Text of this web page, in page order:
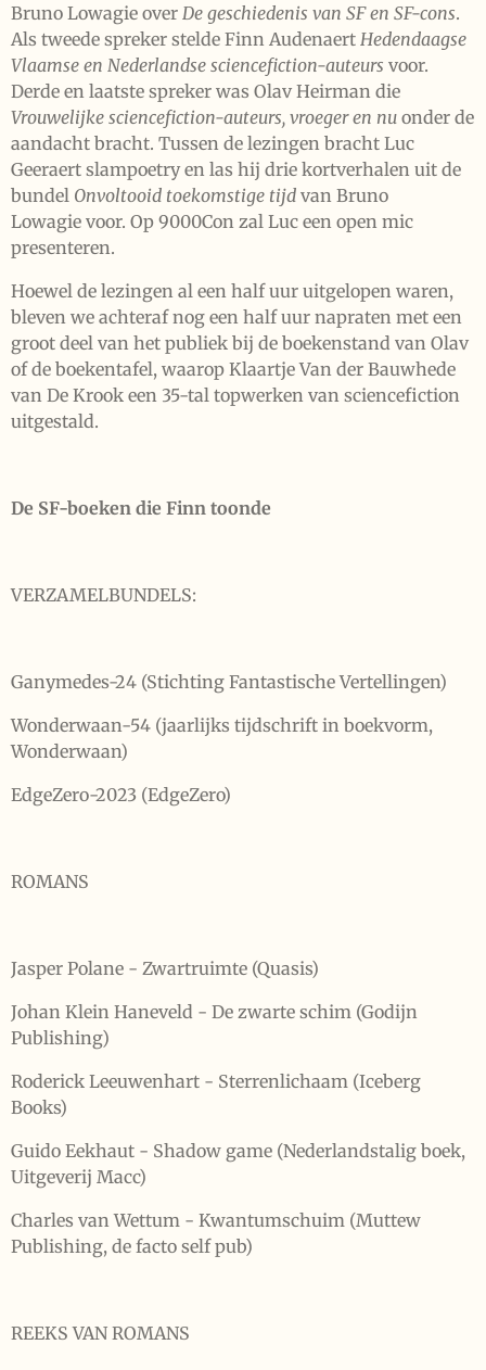
Bruno Lowagie over De geschiedenis van SF en SF-cons.
Als tweede spreker stelde Finn Audenaert Hedendaagse
Vlaamse en Nederlandse sciencefiction-auteurs voor.
Derde en laatste spreker was Olav Heirman die
Vrouwelijke sciencefiction-auteurs, vroeger en nu onder de
aandacht bracht. Tussen de lezingen bracht Luc
Geeraert slampoetry en las hij drie kortverhalen uit de
bundel Onvoltooid toekomstige tijd van Bruno
Lowagie voor. Op 9000Con zal Luc een open mic
presenteren.
Hoewel de lezingen al een half uur uitgelopen waren,
bleven we achteraf nog een half uur napraten met een
groot deel van het publiek bij de boekenstand van Olav
of de boekentafel, waarop Klaartje Van der Bauwhede
van De Krook een 35-tal topwerken van sciencefiction
uitgestald.
De SF-boeken die Finn toonde
VERZAMELBUNDELS:
Ganymedes-24 (Stichting Fantastische Vertellingen)
Wonderwaan-54 (jaarlijks tijdschrift in boekvorm,
Wonderwaan)
EdgeZero-2023 (EdgeZero)
ROMANS
Jasper Polane - Zwartruimte (Quasis)
Johan Klein Haneveld - De zwarte schim (Godijn
Publishing)
Roderick Leeuwenhart - Sterrenlichaam (Iceberg
Books)
Guido Eekhaut - Shadow game (Nederlandstalig boek,
Uitgeverij Macc)
Charles van Wettum - Kwantumschuim (Muttew
Publishing, de facto self pub)
REEKS VAN ROMANS